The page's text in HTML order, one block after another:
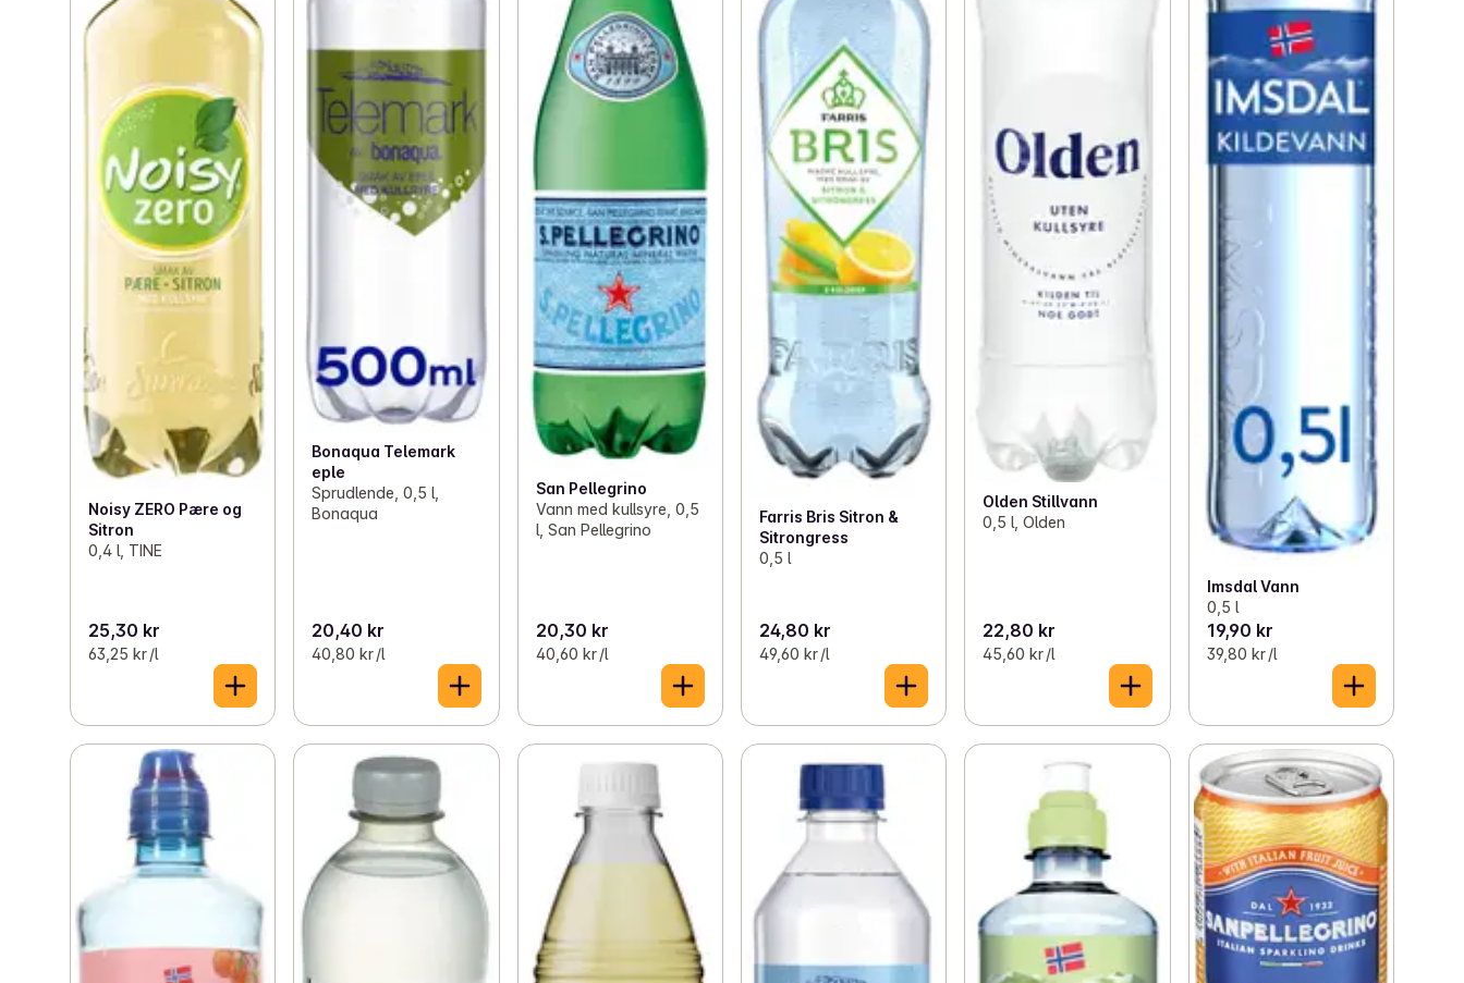
Noisy ZERO Pære og
Sitron
0,4 l, TINE
25,30 kr
63,25 kr /l
Bonaqua Telemark
eple
Sprudlende, 0,5 l,
Bonaqua
20,40 kr
40,80 kr /l
San Pellegrino
Vann med kullsyre, 0,5
l, San Pellegrino
20,30 kr
40,60 kr /l
Farris Bris Sitron &
Sitrongress
0,5 l
24,80 kr
49,60 kr /l
Olden Stillvann
0,5 l, Olden
22,80 kr
45,60 kr /l
Imsdal Vann
0,5 l
19,90 kr
39,80 kr /l